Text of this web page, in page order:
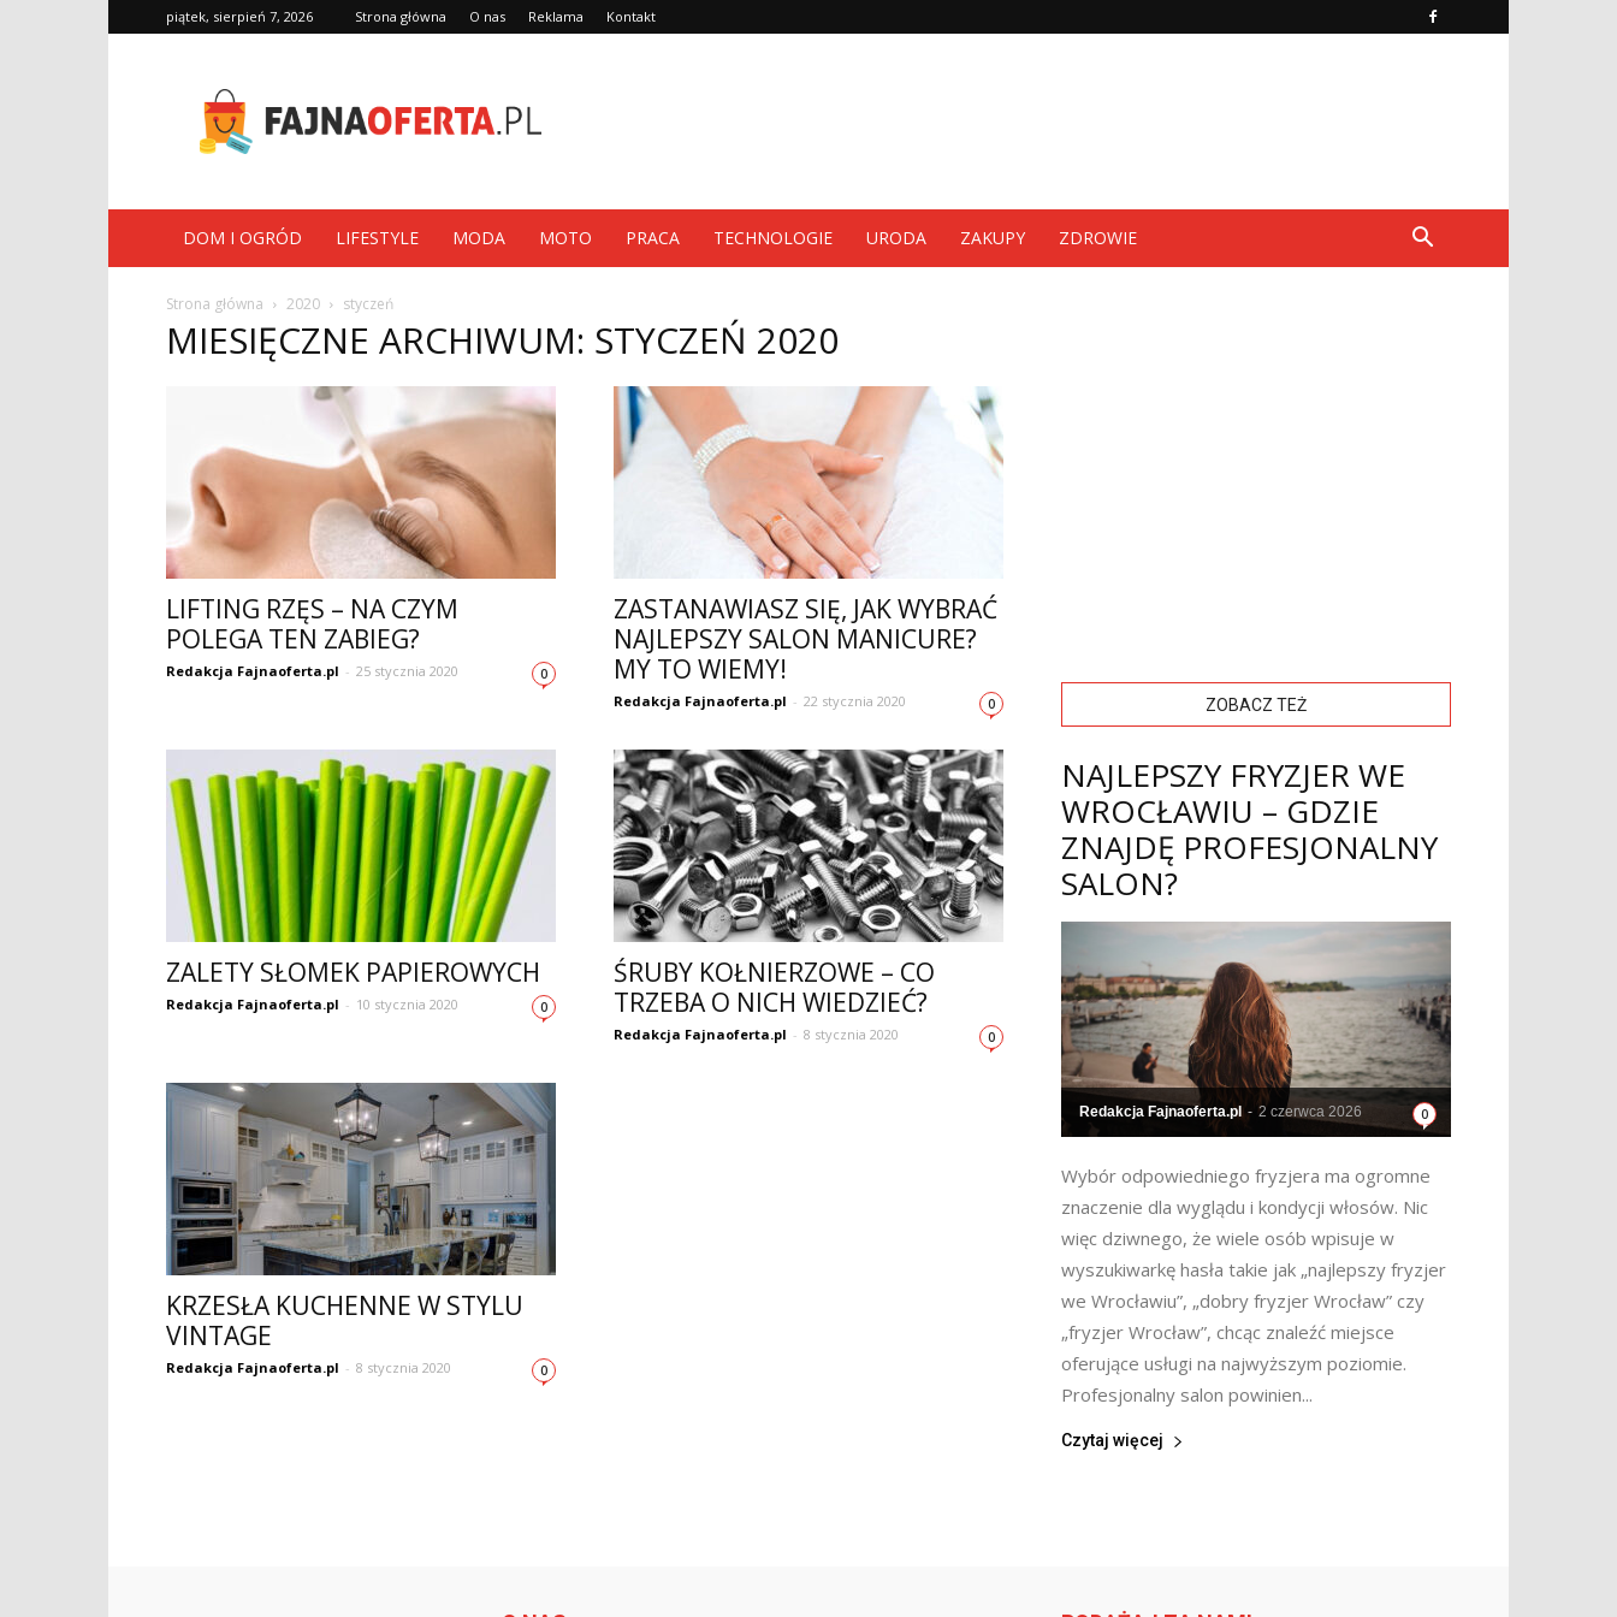
piątek, sierpień 7, 2026 Strona główna O nas Reklama Kontakt
DOM I OGRÓD LIFESTYLE MODA MOTO PRACA TECHNOLOGIE URODA ZAKUPY ZDROWIE
Strona główna 2020 styczeń
MIESIĘCZNE ARCHIWUM: STYCZEŃ 2020
LIFTING RZĘS – NA CZYM
POLEGA TEN ZABIEG?
Redakcja Fajnaoferta.pl - 25 stycznia 2020 0
ZASTANAWIASZ SIĘ, JAK WYBRAĆ
NAJLEPSZY SALON MANICURE?
MY TO WIEMY!
Redakcja Fajnaoferta.pl - 22 stycznia 2020 0
ZALETY SŁOMEK PAPIEROWYCH
Redakcja Fajnaoferta.pl - 10 stycznia 2020 0
ŚRUBY KOŁNIERZOWE – CO
TRZEBA O NICH WIEDZIEĆ?
Redakcja Fajnaoferta.pl - 8 stycznia 2020 0
KRZESŁA KUCHENNE W STYLU
VINTAGE
Redakcja Fajnaoferta.pl - 8 stycznia 2020 0
ZOBACZ TEŻ
NAJLEPSZY FRYZJER WE
WROCŁAWIU – GDZIE
ZNAJDĘ PROFESJONALNY
SALON?
Redakcja Fajnaoferta.pl - 2 czerwca 2026 0
Wybór odpowiedniego fryzjera ma ogromne
znaczenie dla wyglądu i kondycji włosów. Nic
więc dziwnego, że wiele osób wpisuje w
wyszukiwarkę hasła takie jak „najlepszy fryzjer
we Wrocławiu”, „dobry fryzjer Wrocław” czy
„fryzjer Wrocław”, chcąc znaleźć miejsce
oferujące usługi na najwyższym poziomie.
Profesjonalny salon powinien...
Czytaj więcej